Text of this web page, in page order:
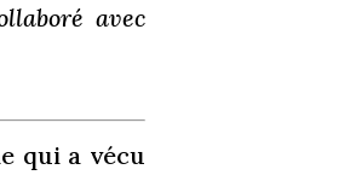
avec
qui a vécu